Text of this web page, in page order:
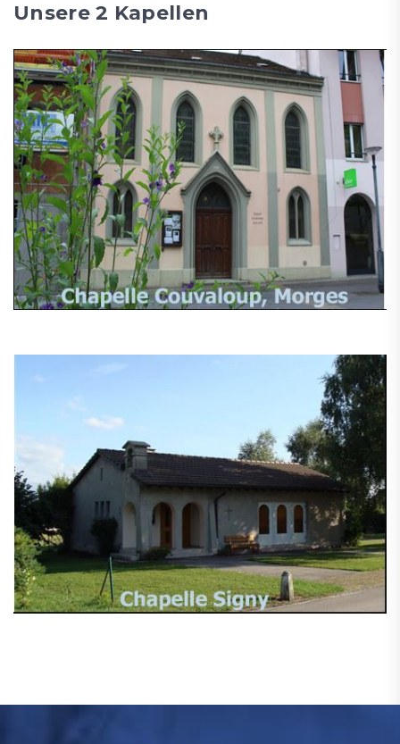
Unsere 2 Kapellen